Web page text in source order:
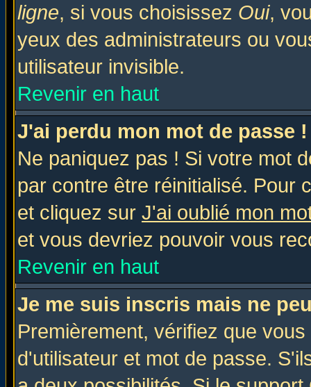
ligne, si vous choisissez Oui,
yeux des administrateurs ou
utilisateur invisible.
Revenir en haut
J'ai perdu mon mot de passe !
Ne paniquez pas ! Si votre mot
par contre être réinitialisé. Pour
et cliquez sur J'ai oublié mon
et vous devriez pouvoir vous
Revenir en haut
Je me suis inscris mais ne
Premièrement, vérifiez que
d'utilisateur et mot de passe.